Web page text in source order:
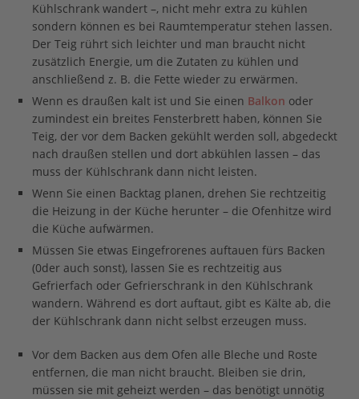
Kühlschrank wandert –, nicht mehr extra zu kühlen
sondern können es bei Raumtemperatur stehen lassen.
Der Teig rührt sich leichter und man braucht nicht
zusätzlich Energie, um die Zutaten zu kühlen und
anschließend z. B. die Fette wieder zu erwärmen.
Wenn es draußen kalt ist und Sie einen Balkon oder
zumindest ein breites Fensterbrett haben, können Sie
Teig, der vor dem Backen gekühlt werden soll, abgedeckt
nach draußen stellen und dort abkühlen lassen – das
muss der Kühlschrank dann nicht leisten.
Wenn Sie einen Backtag planen, drehen Sie rechtzeitig
die Heizung in der Küche herunter – die Ofenhitze wird
die Küche aufwärmen.
Müssen Sie etwas Eingefrorenes auftauen fürs Backen
(0der auch sonst), lassen Sie es rechtzeitig aus
Gefrierfach oder Gefrierschrank in den Kühlschrank
wandern. Während es dort auftaut, gibt es Kälte ab, die
der Kühlschrank dann nicht selbst erzeugen muss.
Vor dem Backen aus dem Ofen alle Bleche und Roste
entfernen, die man nicht braucht. Bleiben sie drin,
müssen sie mit geheizt werden – das benötigt unnötig